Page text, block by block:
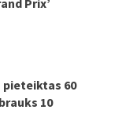
Prix’
pieteiktas 60
10